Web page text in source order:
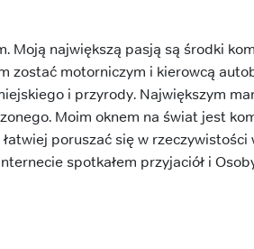
Moją największą pasją są środki
zostać motorniczym i kierowcą
i przyrody. Największym
Moim oknem na świat jest
poruszać się w
spotkałem przyjaciół i